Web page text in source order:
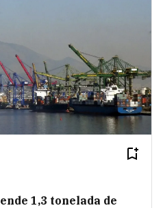
1,3 tonelada de